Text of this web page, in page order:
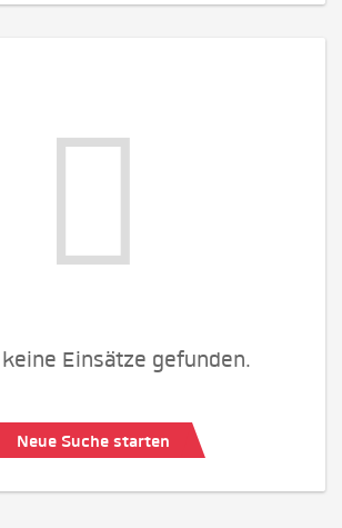
Einsätze gefunden.
Neue Suche starten